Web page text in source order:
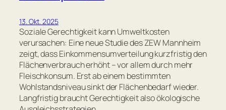
13. Okt. 2025
Soziale Gerechtigkeit kann Umweltkosten
verursachen: Eine neue Studie des ZEW Mannheim
zeigt, dass Einkommensumverteilung kurzfristig den
Flächenverbrauch erhöht – vor allem durch mehr
Fleischkonsum. Erst ab einem bestimmten
Wohlstandsniveau sinkt der Flächenbedarf wieder.
Langfristig braucht Gerechtigkeit also ökologische